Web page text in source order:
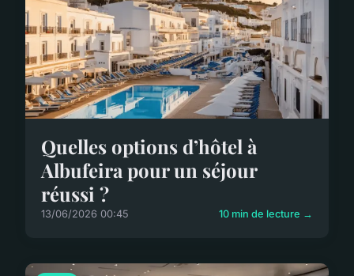
Quelles options d’hôtel à
Albufeira pour un séjour
réussi ?
13/06/2026 00:45 10 min de lecture →